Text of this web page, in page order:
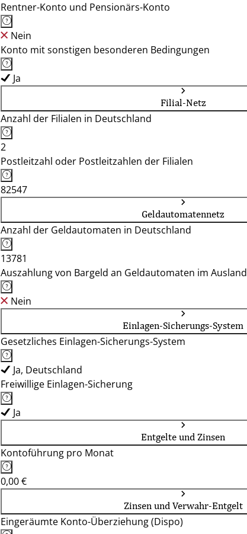
Rentner-Konto und Pensionärs-Konto
Nein
Konto mit sonstigen besonderen Bedingungen
Ja
Filial-Netz
Anzahl der Filialen in Deutschland
2
Postleitzahl oder Postleitzahlen der Filialen
82547
Geldautomatennetz
Anzahl der Geldautomaten in Deutschland
13781
Auszahlung von Bargeld an Geldautomaten im
Nein
Einlagen-Sicherungs-System
Gesetzliches Einlagen-Sicherungs-System
Ja, Deutschland
Freiwillige Einlagen-Sicherung
Ja
Entgelte und Zinsen
Kontoführung pro Monat
0,00 €
Zinsen und Verwahr-Entgelt
Eingeräumte Konto-Überziehung (Dispo)